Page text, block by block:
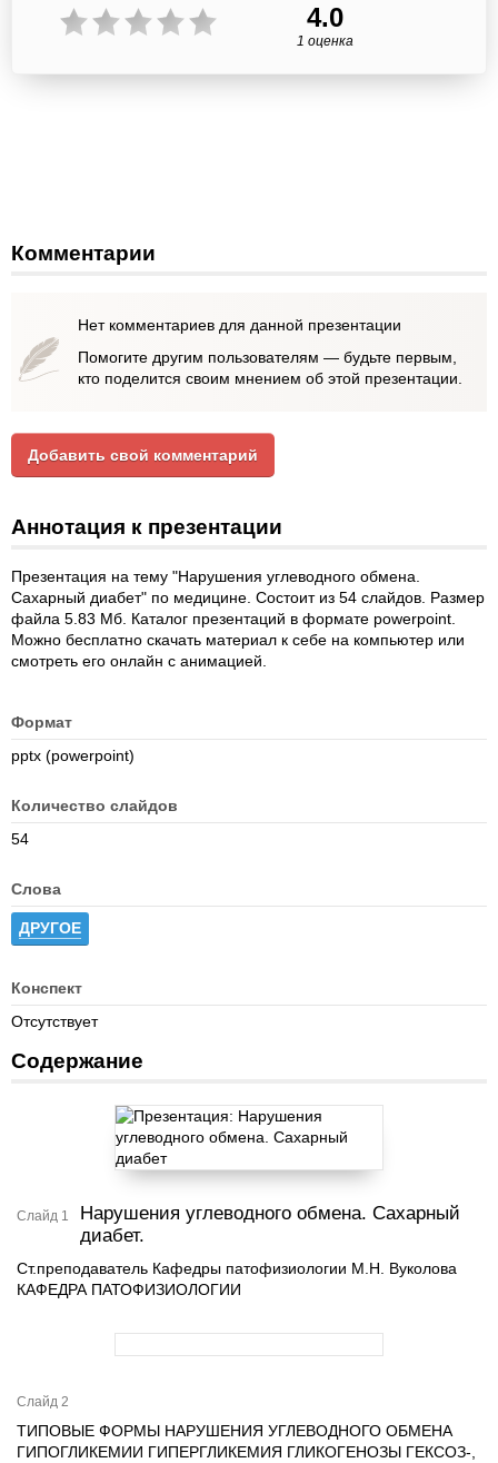
4.0
1 оценка
Комментарии
Нет комментариев для данной презентации
Помогите другим пользователям — будьте первым,
кто поделится своим мнением об этой презентации.
Добавить свой комментарий
Аннотация к презентации
Презентация на тему "Нарушения углеводного обмена.
Сахарный диабет" по медицине. Состоит из 54 слайдов. Размер
файла 5.83 Мб. Каталог презентаций в формате powerpoint.
Можно бесплатно скачать материал к себе на компьютер или
смотреть его онлайн с анимацией.
Формат
pptx (powerpoint)
Количество слайдов
54
Слова
ДРУГОЕ
Конспект
Отсутствует
Содержание
Слайд 1
Нарушения углеводного обмена. Сахарный
диабет.
Ст.преподаватель Кафедры патофизиологии М.Н. Вуколова
КАФЕДРА ПАТОФИЗИОЛОГИИ
Слайд 2
ТИПОВЫЕ ФОРМЫ НАРУШЕНИЯ УГЛЕВОДНОГО ОБМЕНА
ГИПОГЛИКЕМИИ ГИПЕРГЛИКЕМИЯ ГЛИКОГЕНОЗЫ ГЕКСОЗ-,